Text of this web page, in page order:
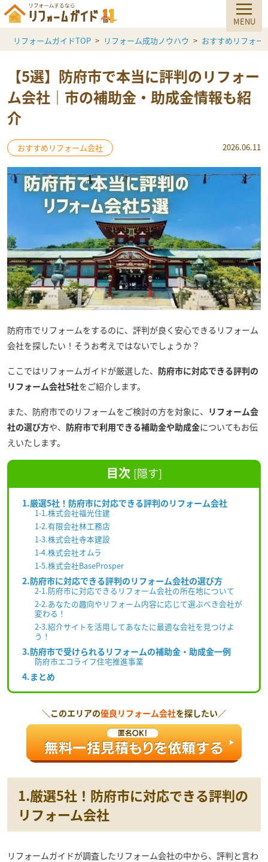
リフォームガイドTOP リフォーム成功ノウハウ おすすめリフォー
【5選】防府市で本当に評判のリフォー
ム会社｜市の補助金・助成金情報も紹
介
おすすめリフォーム会社 2026.06.11
防府市でリフォームをするのに、評判が良く安心できるリフォーム
会社を探したい！そうお考えではないでしょうか？
ここではリフォームガイドが厳選した、 防府市に対応できる評判の
リフォーム会社5社をご紹介します。
また、防府市でのリフォームをご検討の方を対象に、 リフォーム会
社の選び方や、 防府市で利用できる補助金や助成金についてもお伝
えいたします。
目次 [隠す]
1.厳選5社！防府市に対応できる評判のリフォーム会社
1-1.株式会社福光住建
1-2.有限会社林工務店
1-3.株式会社寺本建設
1-4.株式会社オムラ
1-5.株式会社BaseProsper
2.防府市に対応できる評判のリフォーム会社の選び方
2-1.防府市に対応できるリフォーム会社の所在地について
2-2.あなたの趣向やリフォーム内容に応じて選ぶべき会社が
変わる！
2-3.紹介サイトを活用してあなたに最適な会社を見つけよ
う！
3.防府市で受けられるリフォームの補助金・助成金一例
防府市エコライフ住宅推進事業
4.まとめ
＼このエリアの優良リフォーム会社を探したい／
1.厳選5社！防府市に対応できる評判の
リフォーム会社
リフォームガイドが調査したリフォーム会社の中から、評判と言わ